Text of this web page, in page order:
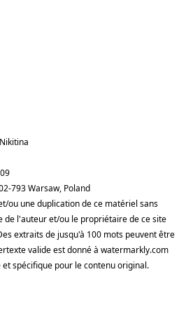
793 Warsaw, Poland
ou une duplication de ce matériel sans
de l'auteur et/ou le propriétaire de ce site
extraits de jusqu'à 100 mots peuvent être
valide est donné à watermarkly.com
spécifique pour le contenu original.